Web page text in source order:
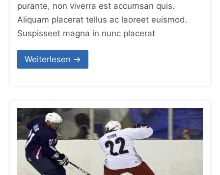
purante, non viverra est accumsan quis.
Aliquam placerat tellus ac laoreet euismod.
Suspisseet magna in nunc placerat
Weiterlesen →